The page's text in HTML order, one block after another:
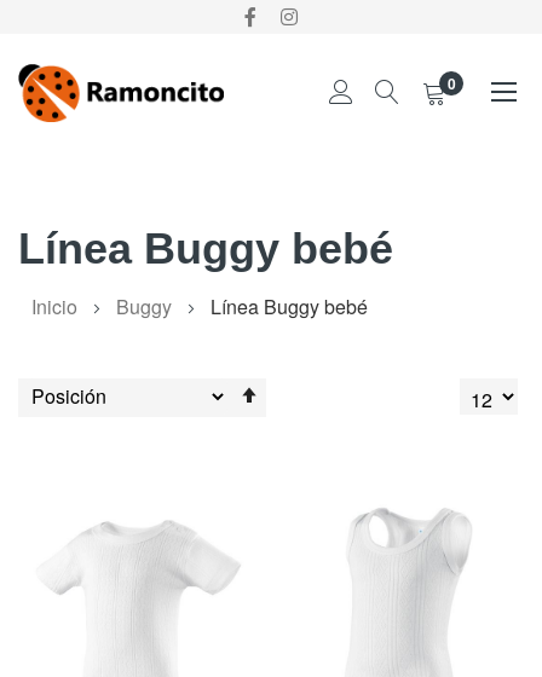
0
contenido
Línea Buggy bebé
Inicio Buggy Línea Buggy bebé